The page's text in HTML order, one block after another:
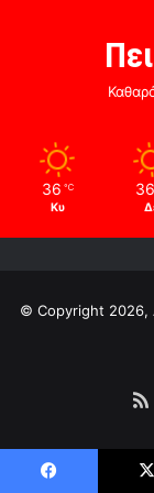
36 ℃
Κυ
36
© Copyright 2026,